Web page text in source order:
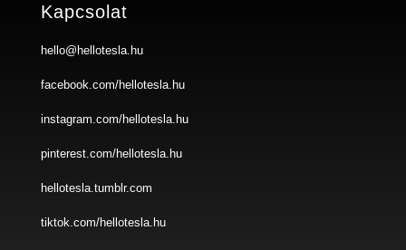
Kapcsolat
hello@hellotesla.hu
facebook.com/hellotesla.hu
instagram.com/hellotesla.hu
pinterest.com/hellotesla.hu
hellotesla.tumblr.com
tiktok.com/hellotesla.hu